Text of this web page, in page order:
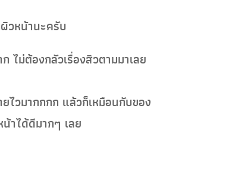
วหน้านะครับ
ไม่ต้องกลัวเรื่องสิวตามมาเลย
ไวมากกกก แล้วก็เหมือนกับของ
าได้ดีมากๆ เลย